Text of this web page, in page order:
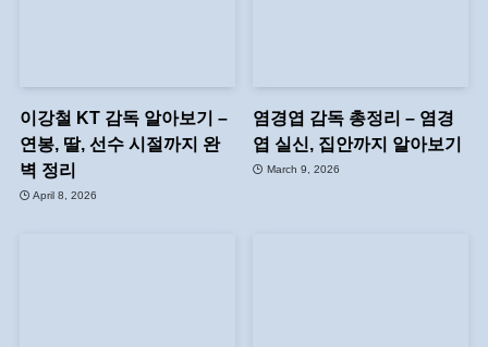
이강철 KT 감독 알아보기 –
연봉, 딸, 선수 시절까지 완
벽 정리
April 8, 2026
염경엽 감독 총정리 – 염경
엽 실신, 집안까지 알아보기
March 9, 2026